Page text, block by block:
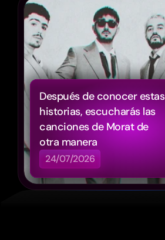
Después de conocer estas
historias, escucharás las
canciones de Morat de
otra manera
24/07/2026